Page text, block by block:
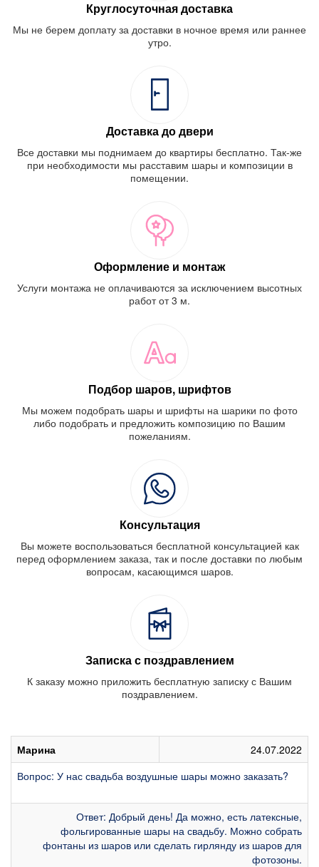
Круглосуточная доставка
Мы не берем доплату за доставки в ночное время или раннее
утро.
Доставка до двери
Все доставки мы поднимаем до квартиры бесплатно. Так-же
при необходимости мы расставим шары и композиции в
помещении.
Оформление и монтаж
Услуги монтажа не оплачиваются за исключением высотных
работ от 3 м.
Подбор шаров, шрифтов
Мы можем подобрать шары и шрифты на шарики по фото
либо подобрать и предложить композицию по Вашим
пожеланиям.
Консультация
Вы можете воспользоваться бесплатной консультацией как
перед оформлением заказа, так и после доставки по любым
вопросам, касающимся шаров.
Записка с поздравлением
К заказу можно приложить бесплатную записку с Вашим
поздравлением.
Марина
24.07.2022
Вопрос: У нас свадьба воздушные шары можно заказать?
Ответ: Добрый день! Да можно, есть латексные,
фольгированные шары на свадьбу. Можно собрать
фонтаны из шаров или сделать гирлянду из шаров для
фотозоны.